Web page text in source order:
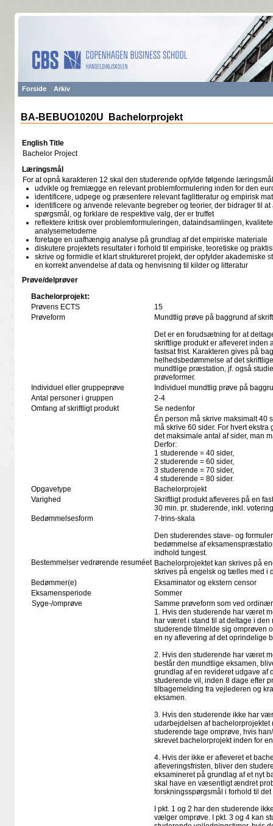
Forside Arkiv
BA-BEBUO1020U Bachelorprojekt
English Title
Bachelor Project
Læringsmål
For at opnå karakteren 12 skal den studerende opfylde følgende
udvikle og fremlægge en relevant problemformulering inden for den
identificere, udpege og præsentere relevant faglitteratur og empirisk
identificere og anvende relevante begreber og teorier, der bidrager til
spørgsmål, og forklare de respektive valg, der er truffet
reflektere kritisk over problemformuleringen, dataindsamlingen,
analysemetoderne
foretage en uafhængig analyse på grundlag af det empiriske materiale
diskutere projektets resultater i forhold til empiriske, teoretiske og
skrive og formidle et klart struktureret projekt, der opfylder akademiske
en korrekt anvendelse af data og henvisning til kilder og litteratur
Prøve/delprøver
Bachelorprojekt:
Prøvens ECTS
15
Prøveform
Mundtlig prøve på baggrund af
Det er en forudsætning for at
skriftlige produkt er afleveret inden
fastsat frist. Karakteren gives på
helhedsbedømmelse af det
mundtlige præstation, jf. også
prøveformer.
Individuel eller gruppeprøve
Individuel mundtlig prøve på
Antal personer i gruppen
2-4
Omfang af skriftligt produkt
Se nedenfor
Én person må skrive maksimalt 40
må skrive 60 sider. For hvert
det maksimale antal af sider, man
Derfor:
1 studerende = 40 sider,
2 studerende = 60 sider,
3 studerende = 70 sider,
4 studerende = 80 sider.
Opgavetype
Bachelorprojekt
Varighed
Skriftligt produkt afleveres på en
30 min. pr. studerende, inkl.
Bedømmelsesform
7-trins-skala
Den studerendes stave- og
bedømmelse af
indhold tungest.
Bestemmelser vedrørende resuméet Bachelorprojektet kan skrives på
skrives på engelsk og tælles med i
Bedømmer(e)
Eksaminator og ekstern censor
Eksamensperiode
Sommer
Syge-/omprøve
Samme prøveform som ved
1. Hvis den studerende har været
har været i stand til at deltage i
studerende tilmelde sig omprøven
en ny aflevering af det oprindelige
2. Hvis den studerende har været
består den mundtlige eksamen,
grundlag af en revideret udgave af
studerende vil, inden 8 dage efter
tilbagemelding fra vejlederen og
eksamen.
3. Hvis den studerende ikke har
udarbejdelsen af bachelorprojektet
studerende tage omprøve, hvis
skrevet bachelorprojekt inden for
4. Hvis der ikke er afleveret et
afleveringsfristen, bliver den
eksamineret på grundlag af et nyt
skal have en væsentligt ændret
forskningsspørgsmål i forhold til
I pkt. 1 og 2 har den studerende
vælger omprøve. I pkt. 3 og 4 kan